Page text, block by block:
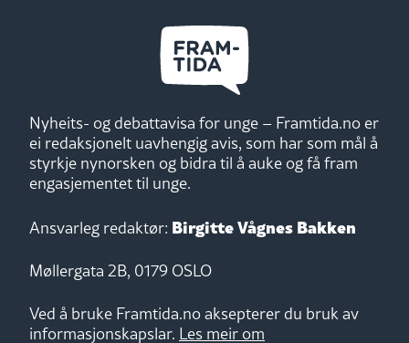
Nyheits- og debattavisa for unge – Framtida.no er
ei redaksjonelt uavhengig avis, som har som mål å
styrkje nynorsken og bidra til å auke og få fram
engasjementet til unge.
Ansvarleg redaktør: Birgitte Vågnes Bakken
Møllergata 2B, 0179 OSLO
Ved å bruke Framtida.no aksepterer du bruk av
informasjonskapslar. Les meir om